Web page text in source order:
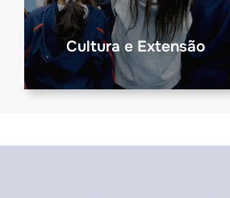
Cultura e Extensão